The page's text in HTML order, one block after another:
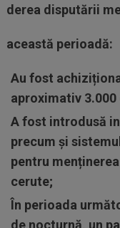
disputării
această perioadă:
Au fost
aproximativ 3.000
A fost introdusă
precum și
pentru
cerute;
În perioada
de nocturnă, un